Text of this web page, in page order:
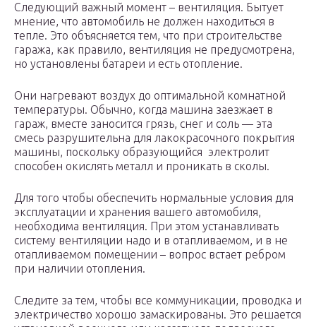
Следующий важный момент – вентиляция. Бытует
мнение, что автомобиль не должен находиться в
тепле. Это объясняется тем, что при строительстве
гаража, как правило, вентиляция не предусмотрена,
но установлены батареи и есть отопление.
Они нагревают воздух до оптимальной комнатной
температуры. Обычно, когда машина заезжает в
гараж, вместе заносится грязь, снег и соль — эта
смесь разрушительна для лакокрасочного покрытия
машины, поскольку образующийся электролит
способен окислять металл и проникать в сколы.
Для того чтобы обеспечить нормальные условия для
эксплуатации и хранения вашего автомобиля,
необходима вентиляция. При этом устанавливать
систему вентиляции надо и в отапливаемом, и в не
отапливаемом помещении – вопрос встает ребром
при наличии отопления.
Следите за тем, чтобы все коммуникации, проводка и
электричество хорошо замаскированы. Это решается